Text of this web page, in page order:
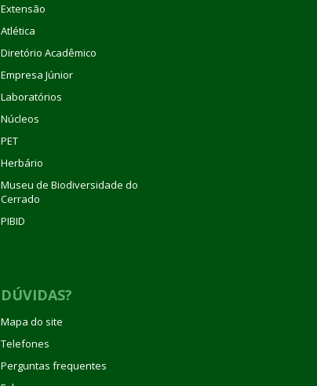
Extensão
Atlética
Diretório Acadêmico
Empresa Júnior
Laboratórios
Núcleos
PET
Herbário
Museu de Biodiversidade do
Cerrado
PIBID
DÚVIDAS?
Mapa do site
Telefones
Perguntas frequentes